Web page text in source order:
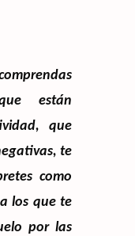
están
que
te
como
los que te
por las